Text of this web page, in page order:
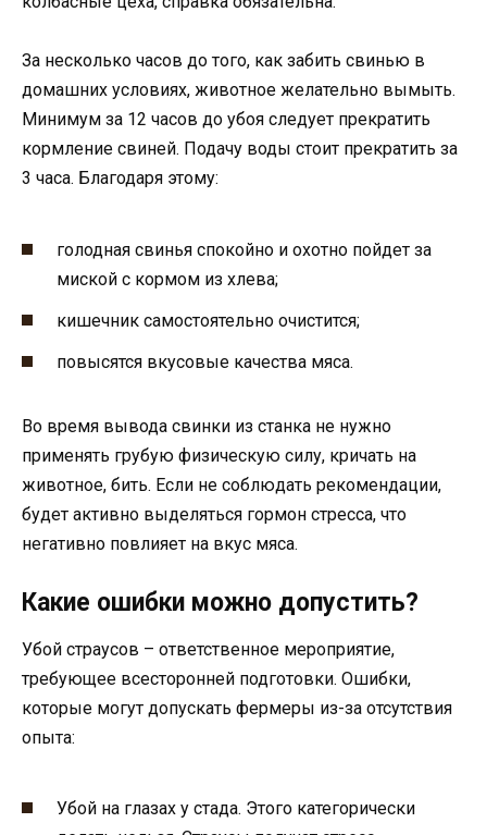
За несколько часов до того, как забить свинью в
домашних условиях, животное желательно вымыть.
Минимум за 12 часов до убоя следует прекратить
кормление свиней. Подачу воды стоит прекратить за
3 часа. Благодаря этому:
голодная свинья спокойно и охотно пойдет за
миской с кормом из хлева;
кишечник самостоятельно очистится;
повысятся вкусовые качества мяса.
Во время вывода свинки из станка не нужно
применять грубую физическую силу, кричать на
животное, бить. Если не соблюдать рекомендации,
будет активно выделяться гормон стресса, что
негативно повлияет на вкус мяса.
Какие ошибки можно допустить?
Убой страусов – ответственное мероприятие,
требующее всесторонней подготовки. Ошибки,
которые могут допускать фермеры из-за отсутствия
опыта:
Убой на глазах у стада. Этого категорически